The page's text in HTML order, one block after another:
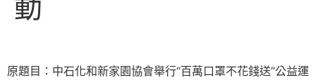
動
原題目：中石化和新家園協會舉行“百萬口罩不花錢送”公益運